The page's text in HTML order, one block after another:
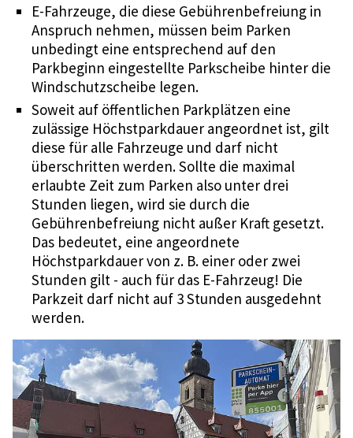
E-Fahrzeuge, die diese Gebührenbefreiung in
Anspruch nehmen, müssen beim Parken
unbedingt eine entsprechend auf den
Parkbeginn eingestellte Parkscheibe hinter die
Windschutzscheibe legen.
Soweit auf öffentlichen Parkplätzen eine
zulässige Höchstparkdauer angeordnet ist, gilt
diese für alle Fahrzeuge und darf nicht
überschritten werden. Sollte die maximal
erlaubte Zeit zum Parken also unter drei
Stunden liegen, wird sie durch die
Gebührenbefreiung nicht außer Kraft gesetzt.
Das bedeutet, eine angeordnete
Höchstparkdauer von z. B. einer oder zwei
Stunden gilt - auch für das E-Fahrzeug! Die
Parkzeit darf nicht auf 3 Stunden ausgedehnt
werden.